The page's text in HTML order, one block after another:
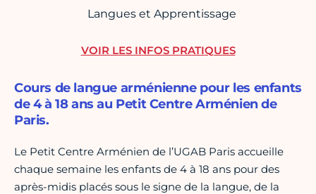
Langues et Apprentissage
Cours de langue arménienne pour les enfants
de 4 à 18 ans au Petit Centre Arménien de
Paris.
Le Petit Centre Arménien de l’UGAB Paris accueille
chaque semaine les enfants de 4 à 18 ans pour des
après-midis placés sous le signe de la langue, de la
VOIR LES INFOS PRATIQUES